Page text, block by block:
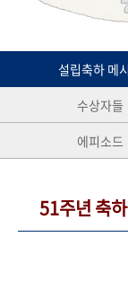
VR 역사관
설립축하 메
수상자들
에피소드
51주년 축